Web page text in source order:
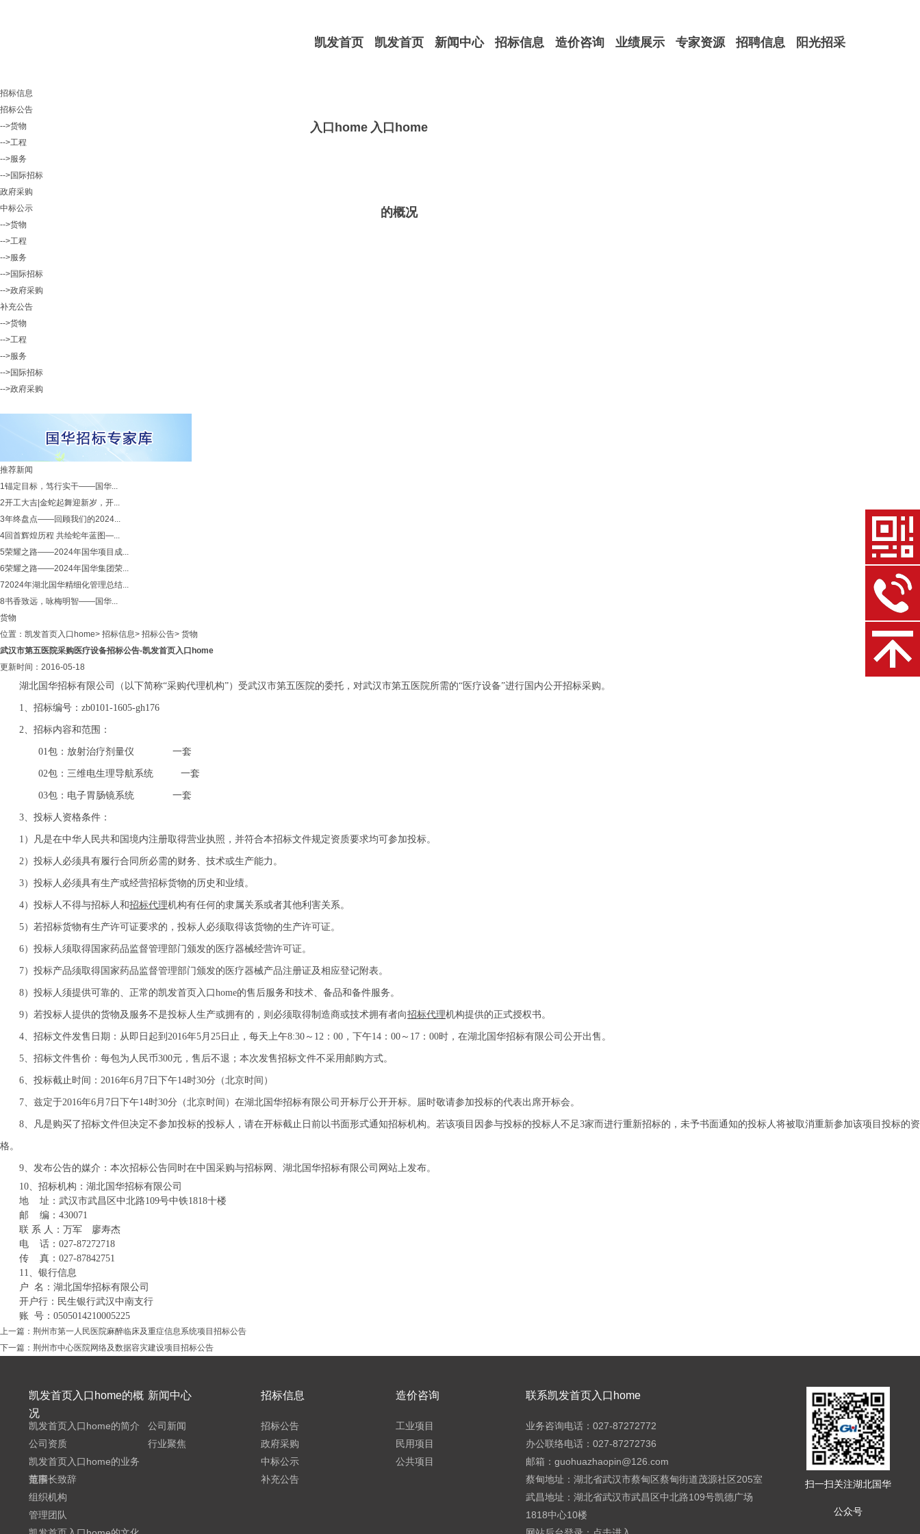
凯发首页
入口home
凯发首页
入口home
的概况
新闻中心 招标信息 造价咨询 业绩展示 专家资源 招聘信息 阳光招采
招标信息
招标公告
-->货物
-->工程
-->服务
-->国际招标
政府采购
中标公示
-->货物
-->工程
-->服务
-->国际招标
-->政府采购
补充公告
-->货物
-->工程
-->服务
-->国际招标
-->政府采购
推荐新闻
1锚定目标，笃行实干——国华...
2开工大吉|金蛇起舞迎新岁，开...
3年终盘点——回顾我们的2024...
4回首辉煌历程 共绘蛇年蓝图—...
5荣耀之路——2024年国华项目成...
6荣耀之路——2024年国华集团荣...
72024年湖北国华精细化管理总结...
8书香致远，咏梅明智——国华...
货物
位置： 凯发首页入口home> 招标信息> 招标公告> 货物
武汉市第五医院采购医疗设备招标公告-凯发首页入口home
更新时间：2016-05-18
湖北国华招标有限公司（以下简称“采购代理机构”）受武汉市第五医院的委托，对武汉市第五医院所需的“医疗设备”进行国内公开招标采购。
1、招标编号：zb0101-1605-gh176
2、招标内容和范围：
01包：放射治疗剂量仪 一套
02包：三维电生理导航系统 一套
03包：电子胃肠镜系统 一套
3、 投标人资格条件：
1）凡是在中华人民共和国境内注册取得营业执照，并符合本招标文件规定资质要求均可参加投标。
2）投标人必须具有履行合同所必需的财务、技术或生产能力。
3）投标人必须具有生产或经营招标货物的历史和业绩。
4）投标人不得与招标人和招标代理机构有任何的隶属关系或者其他利害关系。
5）若招标货物有生产许可证要求的，投标人必须取得该货物的生产许可证。
6）投标人须取得国家药品监督管理部门颁发的医疗器械经营许可证。
7）投标产品须取得国家药品监督管理部门颁发的医疗器械产品注册证及相应登记附表。
8）投标人须提供可靠的、正常的凯发首页入口home的售后服务和技术、备品和备件服务。
9）若投标人提供的货物及服务不是投标人生产或拥有的，则必须取得制造商或技术拥有者向招标代理机构提供的正式授权书。
4、招标文件发售日期：从即日起到 2016年5月 25 日 止，每天上午8:30～ 12：00，下午14：00 ～ 17：00时，在湖北国华招标有限公司公开出售。
5、招标文件售价：每包为人民币300元，售后不退 ； 本次发售招标文件不采用邮购方式。
6、投标截止时间： 2016年6月 7 日下午14时30分（北京时间）
7、兹定于2016年6月 7 日下午14时30分 （北京时间）在湖北国华招标有限公司开标厅公开开标。届时敬请参加投标的代表出席开标会。
8、凡是购买了招标文件但决定不参加投标的投标人，请在开标截止日前以书面形式通知招标机构。若该项目因参与投标的投标人不足3家而进行重新招标的，未予书面通知的投标人将被取消重新参加该项目投标的资
格。
9、发布公告的媒介：本次招标公告同时在中国采购与招标网、湖北国华招标有限公司网站上发布。
10、招标机构：湖北国华招标有限公司
地 址：武汉市武昌区中北路109号中铁1818十楼
邮 编：430071
联 系 人： 万军 廖寿杰
电 话：027-87272718
传 真：027-87842751
11、银行信息
户 名：湖北国华招标有限公司
开户行：民生银行武汉中南支行
账 号：0505014210005225
上一篇： 荆州市第一人民医院麻醉临床及重症信息系统项目招标公告
下一篇： 荆州市中心医院网络及数据容灾建设项目招标公告
凯发首页入口home的概
况
凯发首页入口home的简介
公司资质
凯发首页入口home的业务
范围
董事长致辞
组织机构
管理团队
新闻中心
公司新闻
行业聚焦
招标信息
招标公告
政府采购
中标公示
补充公告
造价咨询
工业项目
民用项目
公共项目
联系凯发首页入口home
业务咨询电话：027-87272772
办公联络电话：027-87272736
邮箱： guohuazhaopin@126.com
蔡甸地址：湖北省武汉市蔡甸区蔡甸街道茂源社区205室
武昌地址：湖北省武汉市武昌区中北路109号凯德广场
1818中心10楼
扫一扫关注湖北国华
公众号